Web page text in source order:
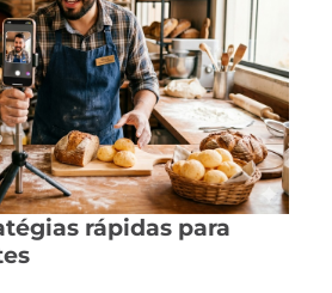
rápidas para